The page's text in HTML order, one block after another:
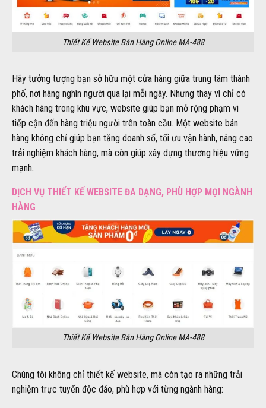
Thiết Kế Website Bán Hàng Online MA-488
Hãy tưởng tượng bạn sở hữu một cửa hàng giữa trung tâm thành
phố, nơi hàng nghìn người qua lại mỗi ngày. Nhưng thay vì chỉ có
khách hàng trong khu vực, website giúp bạn mở rộng phạm vi
tiếp cận đến hàng triệu người trên toàn cầu. Một website bán
hàng không chỉ giúp bạn tăng doanh số, tối ưu vận hành, nâng cao
trải nghiệm khách hàng, mà còn giúp xây dựng thương hiệu vững
mạnh.
DỊCH VỤ THIẾT KẾ WEBSITE ĐA DẠNG, PHÙ HỢP MỌI NGÀNH
HÀNG
Thiết Kế Website Bán Hàng Online MA-488
Chúng tôi không chỉ thiết kế website, mà còn tạo ra những trải
nghiệm trực tuyến độc đáo, phù hợp với từng ngành hàng: